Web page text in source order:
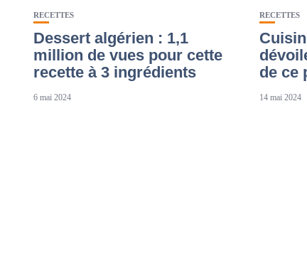
RECETTES
Dessert algérien : 1,1
million de vues pour cette
recette à 3 ingrédients
6 mai 2024
RECETTES
de ce
14 mai 2024